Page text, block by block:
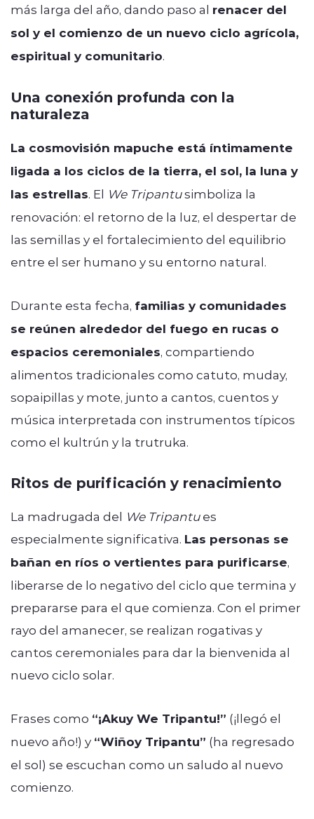
más larga del año, dando paso al renacer del
sol y el comienzo de un nuevo ciclo agrícola,
espiritual y comunitario.
Una conexión profunda con la
naturaleza
La cosmovisión mapuche está íntimamente
ligada a los ciclos de la tierra, el sol, la luna y
las estrellas. El We Tripantusimboliza la
renovación: el retorno de la luz, el despertar de
las semillas y el fortalecimiento del equilibrio
entre el ser humano y su entorno natural.
Durante esta fecha, familias y comunidades
se reúnen alrededor del fuego en rucas o
espacios ceremoniales, compartiendo
alimentos tradicionales como catuto, muday,
sopaipillas y mote, junto a cantos, cuentos y
música interpretada con instrumentos típicos
como el kultrún y la trutruka.
Ritos de purificación y renacimiento
La madrugada del We Tripantues
especialmente significativa. Las personas se
bañan en ríos o vertientes para purificarse,
liberarse de lo negativo del ciclo que termina y
prepararse para el que comienza. Con el primer
rayo del amanecer, se realizan rogativas y
cantos ceremoniales para dar la bienvenida al
nuevo ciclo solar.
Frases como “¡Akuy We Tripantu!” (¡llegó el
nuevo año!) y “Wiñoy Tripantu” (ha regresado
el sol) se escuchan como un saludo al nuevo
comienzo.